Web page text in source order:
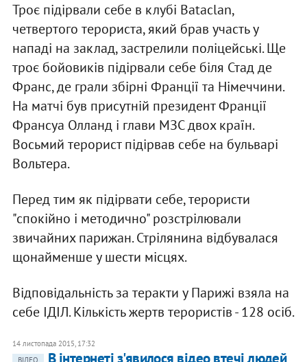
Троє підірвали себе в клубі Bataclan,
четвертого терориста, який брав участь у
нападі на заклад, застрелили поліцейські. Ще
троє бойовиків підірвали себе біля Стад де
Франс, де грали збірні Франції та Німеччини.
На матчі був присутній президент Франції
Франсуа Олланд і глави МЗС двох країн.
Восьмий терорист підірвав себе на бульварі
Вольтера.
Перед тим як підірвати себе, терористи
"спокійно і методично" розстрілювали
звичайних парижан. Стрілянина відбувалася
щонайменше у шести місцях.
Відповідальність за теракти у Парижі взяла на
себе ІДІЛ. Кількість жертв терористів - 128 осіб.
14 листопада 2015, 17:32
ВІДЕО
В інтернеті з'явилося відео втечі людей